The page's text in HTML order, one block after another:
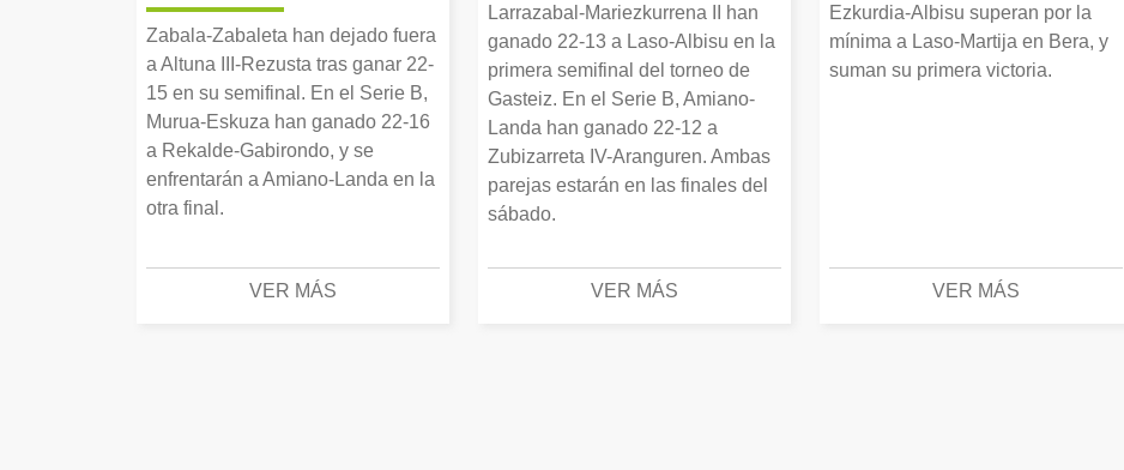
Zabala-Zabaleta han dejado fuera
a Altuna III-Rezusta tras ganar 22-
15 en su semifinal. En el Serie B,
Murua-Eskuza han ganado 22-16
a Rekalde-Gabirondo, y se
enfrentarán a Amiano-Landa en la
otra final.
VER MÁS
Larrazabal-Mariezkurrena II han
ganado 22-13 a Laso-Albisu en la
primera semifinal del torneo de
Gasteiz. En el Serie B, Amiano-
Landa han ganado 22-12 a
Zubizarreta IV-Aranguren. Ambas
parejas estarán en las finales del
sábado.
VER MÁS
Ezkurdia-Albisu superan por la
mínima a Laso-Martija en Bera, y
suman su primera victoria.
VER MÁS